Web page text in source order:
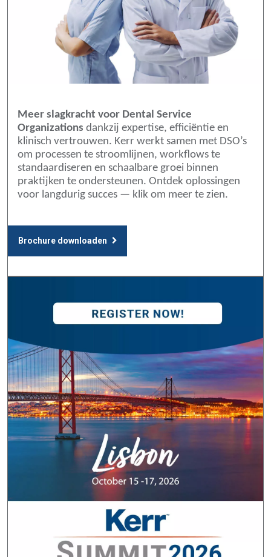
Meer slagkracht voor Dental Service
Organizations dankzij expertise, efficiëntie en
klinisch vertrouwen. Kerr werkt samen met DSO’s
om processen te stroomlijnen, workflows te
standaardiseren en schaalbare groei binnen
praktijken te ondersteunen. Ontdek oplossingen
voor langdurig succes — klik om meer te zien.
Brochure downloaden